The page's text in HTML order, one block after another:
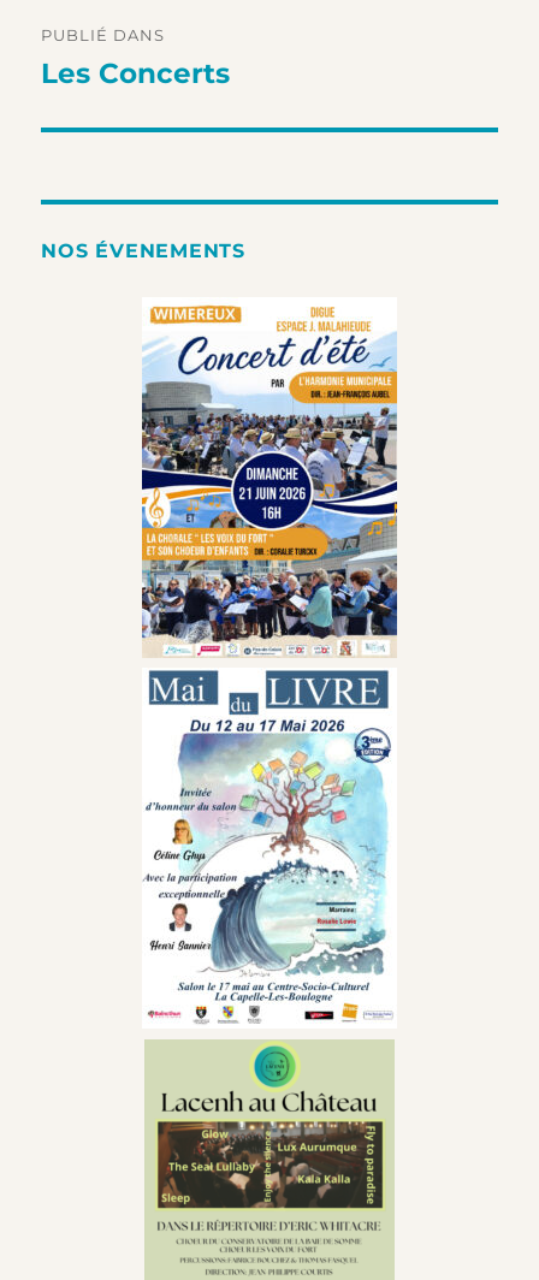
de
PUBLIÉ DANS
Les Concerts
NOS ÉVENEMENTS